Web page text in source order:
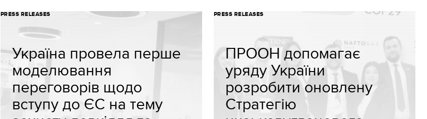
PRESS RELEASES
Україна провела перше
моделювання
переговорів щодо
вступу до ЄС на тему
PRESS RELEASES
ПРООН допомагає
уряду України
розробити оновлену
Стратегію